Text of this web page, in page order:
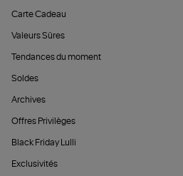
Carte Cadeau
Valeurs Sûres
Tendances du moment
Soldes
Archives
Offres Privilèges
Black Friday Lulli
Exclusivités